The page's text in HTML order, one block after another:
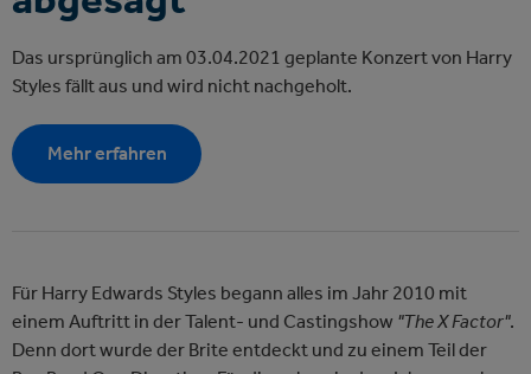
Das ursprünglich am 03.04.2021 geplante Konzert von Harry
Styles fällt aus und wird nicht nachgeholt.
Mehr erfahren
Für Harry Edwards Styles begann alles im Jahr 2010 mit
einem Auftritt in der Talent- und Castingshow "The X Factor".
Denn dort wurde der Brite entdeckt und zu einem Teil der